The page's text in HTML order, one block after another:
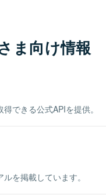
ま向け情報
できる公式APIを提供。
を掲載しています。